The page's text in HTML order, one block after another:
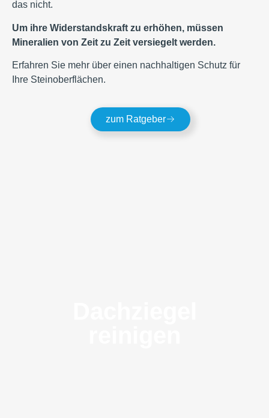
das nicht.
Um ihre Widerstandskraft zu erhöhen, müssen
Mineralien von Zeit zu Zeit versiegelt werden.
Erfahren Sie mehr über einen nachhaltigen Schutz für
Ihre Steinoberflächen.
zum Ratgeber